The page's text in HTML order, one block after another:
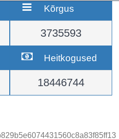
Kõrgus
3735593
Heitkogused
18446744